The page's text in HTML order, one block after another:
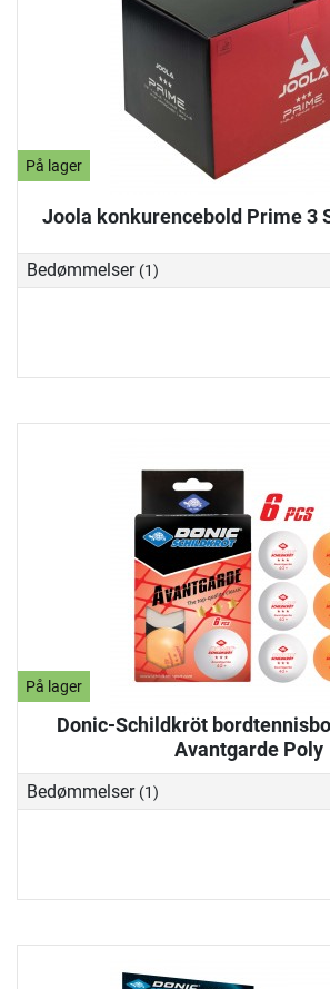
På lager
Joola konkurencebold Prime 3
Bedømmelser (1)
På lager
Donic-Schildkröt
Avantgarde Poly
Bedømmelser (1)